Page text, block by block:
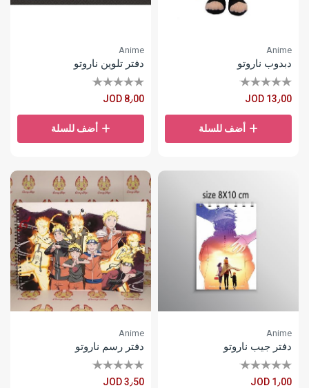
Anime
دبدوب ناروتو
JOD 13٫00
أضف للسلة
Anime
دفتر تلوين ناروتو
JOD 8٫00
أضف للسلة
Anime
دفتر جيب ناروتو
JOD 1٫00
Anime
دفتر رسم ناروتو
JOD 3٫50